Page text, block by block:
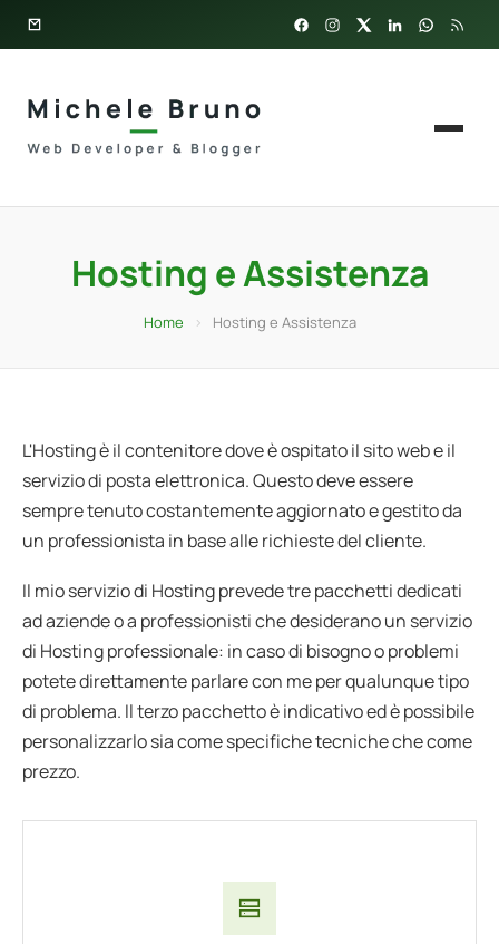
Hosting e Assistenza
Home › Hosting e Assistenza
L'Hosting è il contenitore dove è ospitato il sito web e il
servizio di posta elettronica. Questo deve essere
sempre tenuto costantemente aggiornato e gestito da
un professionista in base alle richieste del cliente.
Il mio servizio di Hosting prevede tre pacchetti dedicati
ad aziende o a professionisti che desiderano un servizio
di Hosting professionale: in caso di bisogno o problemi
potete direttamente parlare con me per qualunque tipo
di problema. Il terzo pacchetto è indicativo ed è possibile
personalizzarlo sia come specifiche tecniche che come
prezzo.